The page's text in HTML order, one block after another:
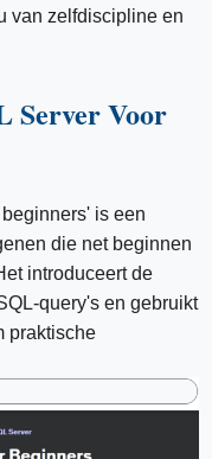
van zelfdiscipline en
Server Voor
is een
die net beginnen
introduceert de
query's en gebruikt
praktische